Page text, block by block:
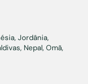
Jordânia,
Nepal, Omã,